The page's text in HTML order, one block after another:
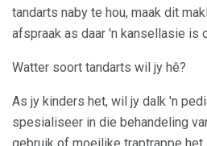
tandarts naby te hou, maak dit
afspraak as daar 'n kansellasie is
Watter soort tandarts wil jy hê?
As jy kinders het, wil jy dalk 'n
spesialiseer in die behandeling